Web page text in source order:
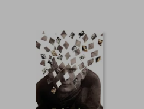
dcto.